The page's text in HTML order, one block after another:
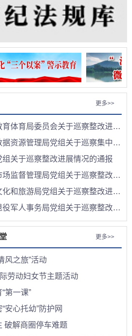
更多>>
中共合肥市蜀山区教育体育局委员会关于巡察整改进展情况的通报
中共合肥市蜀山区数据资源管理局党组关于巡察集中整改进展情况的通报
关于巡察整改进展情况的通报
中共合肥市蜀山区市场监督管理局党组关于巡察整改进展情况的通报
中共合肥市蜀山区文化和旅游局党组关于巡察整改进展情况的通报
中共合肥市蜀山区退役军人事务局党组关于巡察整改进展情况的通报
更多>>
风之旅”活动
劳动妇女节主题活动
第一课”
安心托幼”防护网
破解商圈停车难题